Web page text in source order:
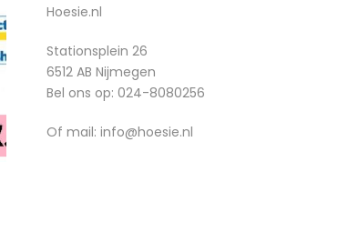
Hoesie.nl
Stationsplein 26
6512 AB Nijmegen
Bel ons op: 024-8080256
Of mail: info@hoesie.nl